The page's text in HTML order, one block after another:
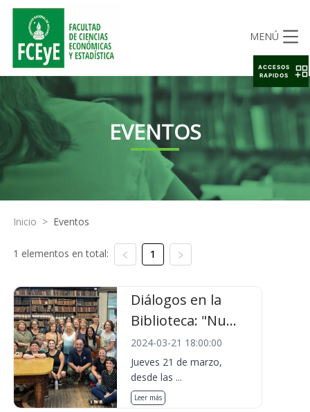
MENÚ
EVENTOS
Inicio > Eventos
1 elementos en total: 1
Diálogos en la
Biblioteca: "Nu...
2024-03-21 18:00:00
Jueves 21 de marzo,
desde las ...
Leer más
ACCESOS
RAPIDOS